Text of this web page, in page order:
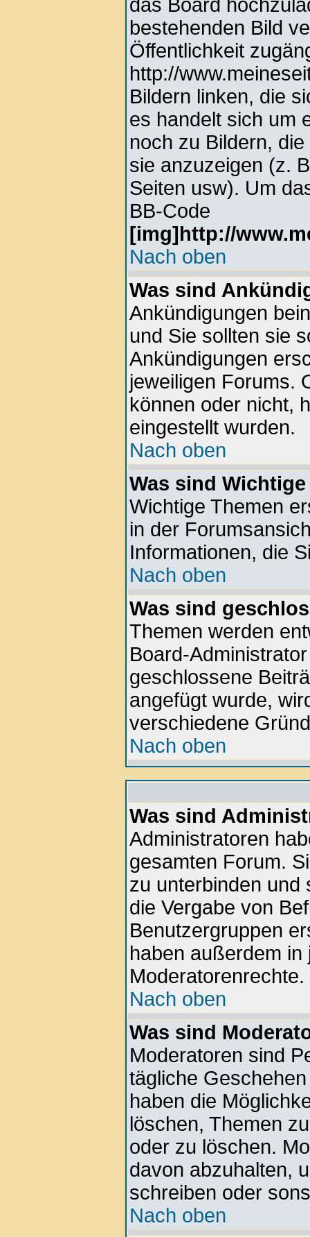
das Board
bestehenden Bild
Öffentlichkeit
http://
Bildern linken, die
es handelt sich um
noch zu Bildern,
sie anzuzeigen (z.
Seiten usw). Um
BB-Code
[img]http://
Nach oben
Was sind
Ankündigungen
und Sie sollten sie
Ankündigungen
jeweiligen Forums.
können oder nicht,
eingestellt wurden.
Nach oben
Was sind
Wichtige Themen
in der
Informationen, die
Nach oben
Was sind
Themen werden
Board-
geschlossene
angefügt wurde,
verschiedene
Nach oben
Was sind
Administratoren
gesamten Forum.
zu unterbinden und
die Vergabe von
Benutzergruppen
haben außerdem
Moderatorenrechte.
Nach oben
Was sind
Moderatoren sind
tägliche
haben die
löschen, Themen
oder zu löschen.
davon abzuhalten,
schreiben oder
Nach oben